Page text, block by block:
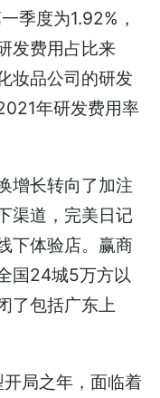
季度为1.92%，
发费用占比来
妆品公司的研发
年研发费用率
增长转向了加注
渠道，完美日记
下体验店。赢商
国24城5万方以
了包括广东上
局之年，面临着